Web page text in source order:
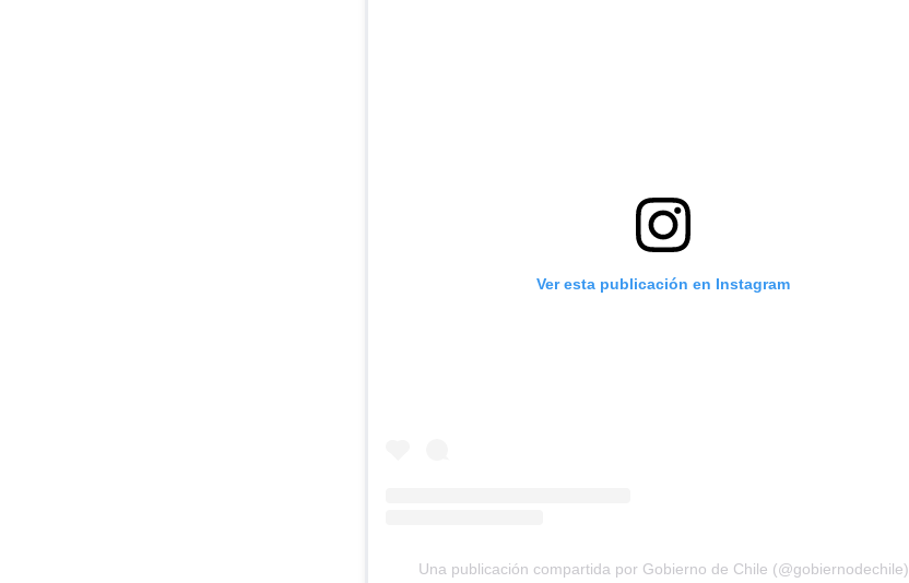
Ver esta publicación en Instagram
Una publicación compartida por Gobierno de Chile (@gobiernodechile)